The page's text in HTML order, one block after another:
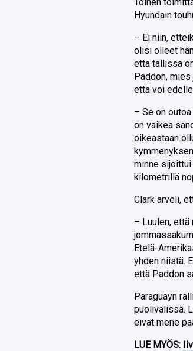
Hyundain
– Ei niin,
olisi olleet
että tallissa
Paddon,
että voi
– Se on
on vaikea
oikeastaan
minne
kilometrillä
Clark arveli,
– Luulen, että
Etelä-
yhden niistä.
että Paddon
Paraguayn
puolivälissä.
eivät mene
LUE MYÖS: